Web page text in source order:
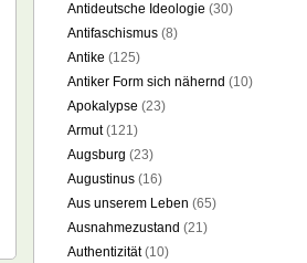
Antideutsche Ideologie (30)
Antifaschismus (8)
Antike (125)
Antiker Form sich nähernd (10)
Apokalypse (23)
Armut(121)
Augsburg (23)
Augustinus (16)
Aus unserem Leben (65)
Ausnahmezustand (21)
Authentizität(10)